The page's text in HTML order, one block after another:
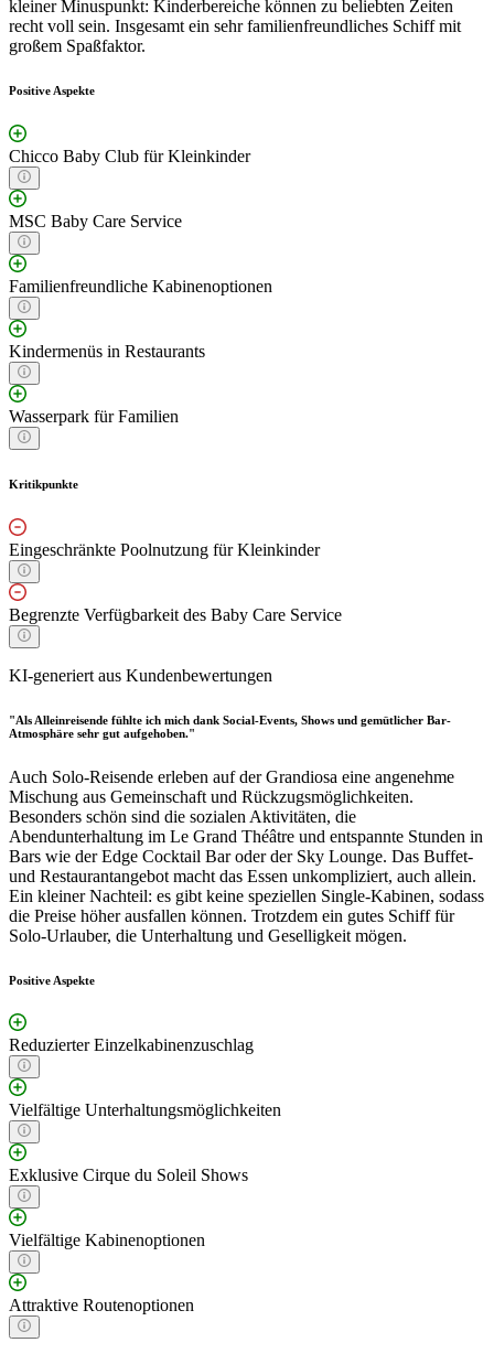
kleiner Minuspunkt: Kinderbereiche können zu beliebten Zeiten
recht voll sein. Insgesamt ein sehr familienfreundliches Schiff mit
großem Spaßfaktor.
Positive Aspekte
Chicco Baby Club für Kleinkinder
MSC Baby Care Service
Familienfreundliche Kabinenoptionen
Kindermenüs in Restaurants
Wasserpark für Familien
Kritikpunkte
Eingeschränkte Poolnutzung für Kleinkinder
Begrenzte Verfügbarkeit des Baby Care Service
KI-generiert aus Kundenbewertungen
"Als Alleinreisende fühlte ich mich dank Social-Events, Shows und gemütlicher Bar-
Atmosphäre sehr gut aufgehoben."
Auch Solo-Reisende erleben auf der Grandiosa eine angenehme
Mischung aus Gemeinschaft und Rückzugsmöglichkeiten.
Besonders schön sind die sozialen Aktivitäten, die
Abendunterhaltung im Le Grand Théâtre und entspannte Stunden in
Bars wie der Edge Cocktail Bar oder der Sky Lounge. Das Buffet-
und Restaurantangebot macht das Essen unkompliziert, auch allein.
Ein kleiner Nachteil: es gibt keine speziellen Single-Kabinen, sodass
die Preise höher ausfallen können. Trotzdem ein gutes Schiff für
Solo-Urlauber, die Unterhaltung und Geselligkeit mögen.
Positive Aspekte
Reduzierter Einzelkabinenzuschlag
Vielfältige Unterhaltungsmöglichkeiten
Exklusive Cirque du Soleil Shows
Vielfältige Kabinenoptionen
Attraktive Routenoptionen